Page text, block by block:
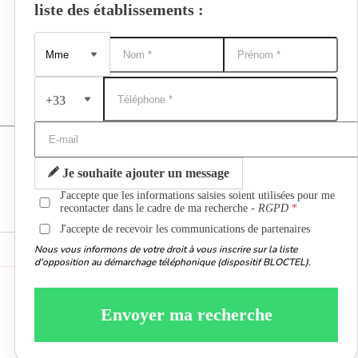
liste des établissements :
+33
Je souhaite ajouter un message
J'accepte que les informations saisies soient utilisées pour me
recontacter dans le cadre de ma recherche -RGPD
J'accepte de recevoir les communications de partenaires
Nous vous informons de votre droit à vous inscrire sur la liste
d'opposition au démarchage téléphonique (dispositif BLOCTEL).
Envoyer ma recherche